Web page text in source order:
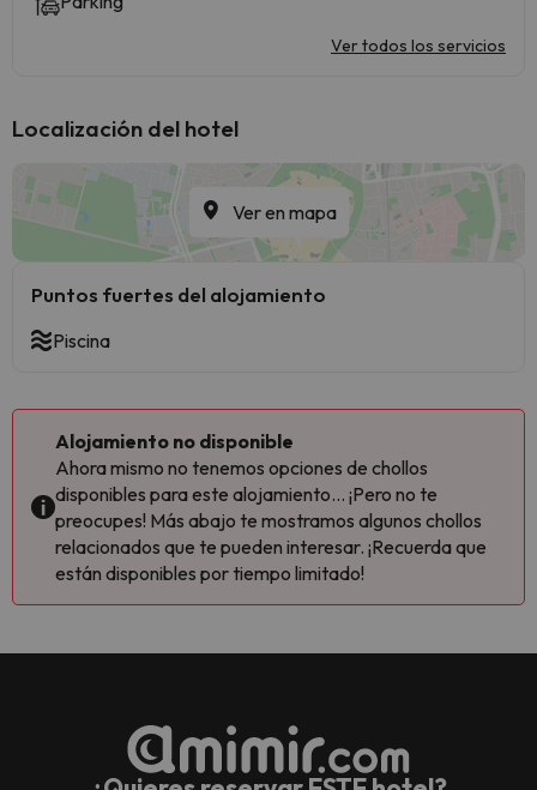
Ver todos los servicios
Localización del hotel
Ver en mapa
Puntos fuertes del alojamiento
Piscina
Alojamiento no disponible
Ahora mismo no tenemos opciones de chollos
disponibles para este alojamiento... ¡Pero no te
preocupes! Más abajo te mostramos algunos chollos
relacionados que te pueden interesar. ¡Recuerda que
están disponibles por tiempo limitado!